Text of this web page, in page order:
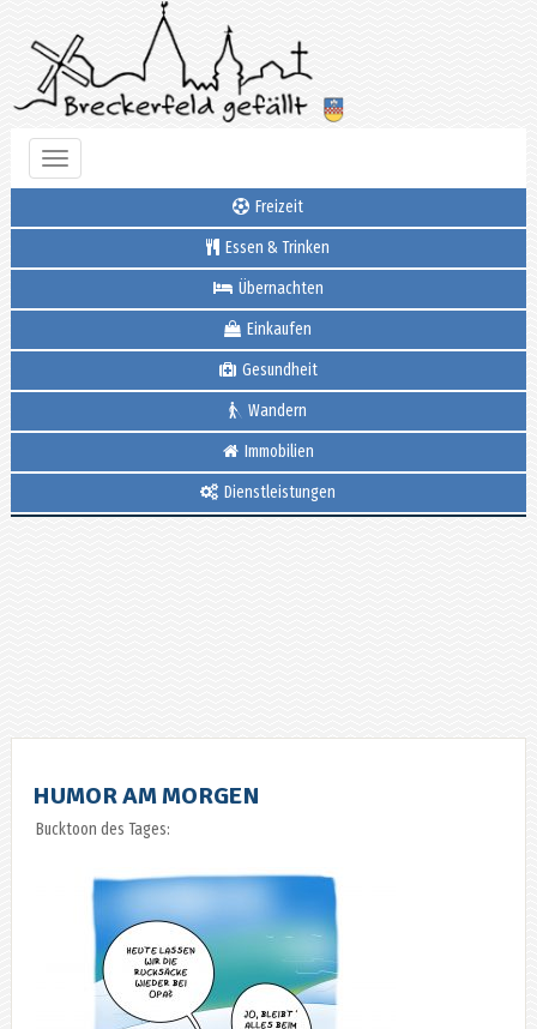
Toggle
navigation
Freizeit
Essen & Trinken
Übernachten
Einkaufen
Gesundheit
Wandern
Immobilien
Dienstleistungen
HUMOR AM MORGEN
Bucktoon des Tages: